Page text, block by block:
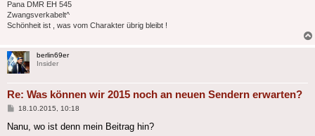
Pana DMR EH 545
Zwangsverkabelt^
Schönheit ist , was vom Charakter übrig bleibt !
berlin69er
Insider
Re: Was können wir 2015 noch an neuen Sendern erwarten?
Beitrag
18.10.2015, 10:18
Nanu, wo ist denn mein Beitrag hin?